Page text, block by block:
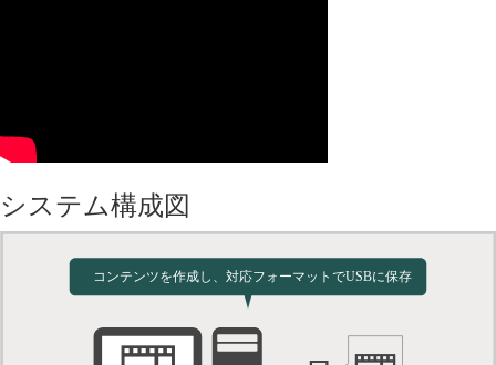
システム構成図